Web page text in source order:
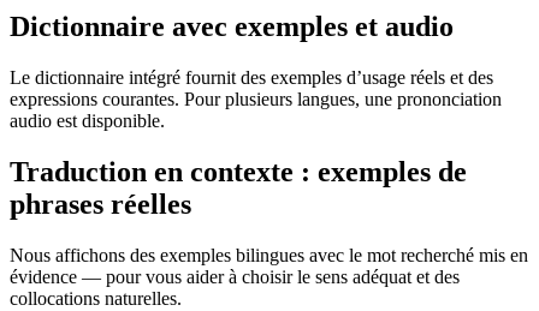
Dictionnaire avec exemples et audio
Le dictionnaire intégré fournit des exemples d’usage réels et des
expressions courantes. Pour plusieurs langues, une prononciation
audio est disponible.
Traduction en contexte : exemples de
phrases réelles
Nous affichons des exemples bilingues avec le mot recherché mis en
évidence — pour vous aider à choisir le sens adéquat et des
collocations naturelles.